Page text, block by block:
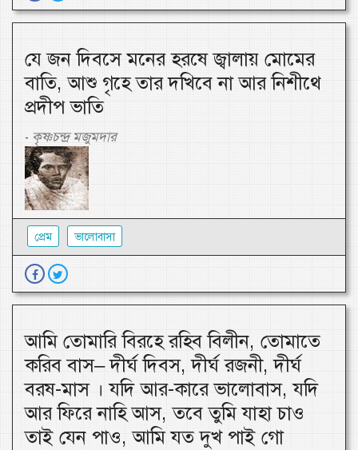
যে জন দিবসে মনের হরষে জ্বালায় মোমের
বাতি, আশু গৃহে তার দখিবে না আর নিশীথে
প্রদীপ ভাতি
- কৃষ্ণচন্দ্র মজুমদার
প্রেম ভালোবাসা
আমি তোমারি বিরহে রহিব বিলীন, তোমাতে
করিব বাস– দীর্ঘ দিবস, দীর্ঘ রজনী, দীর্ঘ
বরষ-মাস । যদি আর-কারে ভালোবাস, যদি
আর ফিরে নাহি আস, তবে তুমি যাহা চাও
তাই যেন পাও, আমি যত দুখ পাই গো